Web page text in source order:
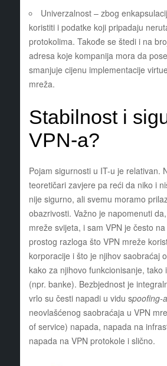
Univerzalnost – zbog
koristiti i podatke koji pripadaju
protokolima. Takođe se štedi i na
adresa koje kompanija mora da
smanjuje cijenu implementacije
mreža.
Stabilnost i
VPN-a?
Pojam sigurnosti u IT-u je relativan.
teoretičari zavjere pa reći da niko i
nije sigurno, ali svemu moramo
obazrivosti. Važno je napomenuti
mreže svijeta, i sam VPN je često
prostog razloga što VPN mreže
korporacije i što je njihov saobraćaj
kako za njihovo funkcionisanje, tako
(npr. banke). Bezbjednost je
vrlo su česti napadi u vidu spoofing-a
neovlašćenog saobraćaja u VPN
of service) napada, napada na
napada na VPN protokole i slično.